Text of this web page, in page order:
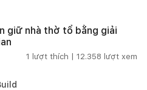
giữ nhà thờ tổ bằng giải
1 lượt thích | 12.358 lượt xem